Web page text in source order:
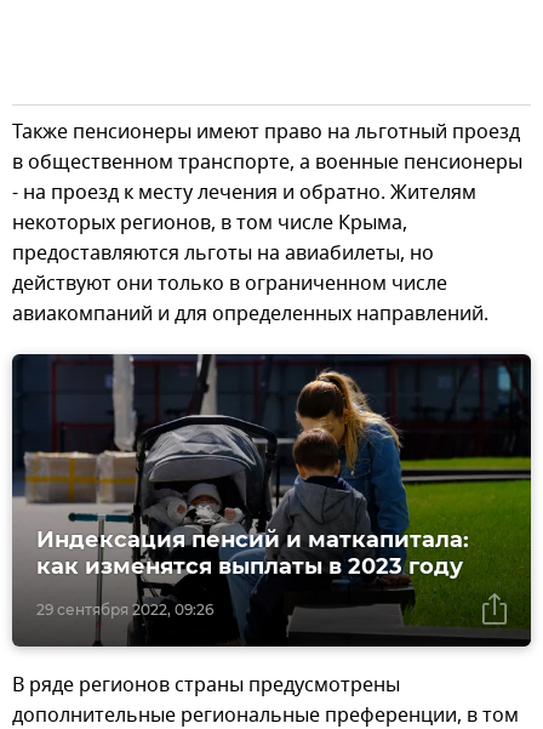
Также пенсионеры имеют право на льготный проезд
в общественном транспорте, а военные пенсионеры
- на проезд к месту лечения и обратно. Жителям
некоторых регионов, в том числе Крыма,
предоставляются льготы на авиабилеты, но
действуют они только в ограниченном числе
авиакомпаний и для определенных направлений.
29 сентября 2022, 09:26
Индексация пенсий и маткапитала:
как изменятся выплаты в 2023 году
В ряде регионов страны предусмотрены
дополнительные региональные преференции, в том